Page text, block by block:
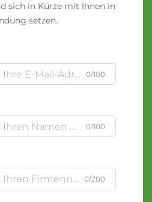
sich in Kürze mit Ihnen in
setzen.
0/100
0/100
0/200